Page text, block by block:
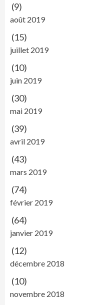
(9)
août 2019
(15)
juillet 2019
(10)
juin 2019
(30)
mai 2019
(39)
avril 2019
(43)
mars 2019
(74)
février 2019
(64)
janvier 2019
(12)
décembre 2018
(10)
novembre 2018